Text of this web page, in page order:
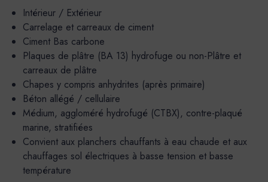
Intérieur / Extérieur
Carrelage et carreaux de ciment
Ciment Bas carbone
Plaques de plâtre (BA 13) hydrofuge ou non-Plâtre et
carreaux de plâtre
Chapes y compris anhydrites (après primaire)
Béton allégé / cellulaire
Médium, aggloméré hydrofugé (CTBX), contre-plaqué
marine, stratifiées
Convient aux planchers chauffants à eau chaude et aux
chauffages sol électriques à basse tension et basse
température